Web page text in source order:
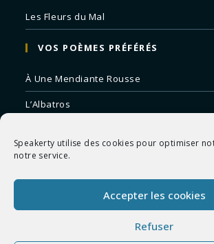
Speakerty utilise des cookies pour optimiser
notre service.
Accepter les cookies
Refuser
Les Fleurs du Mal
VOS POÈMES PRÉFÉRÉS
À Une Mendiante Rousse
L’Albatros
Remords Posthume
La Mort des Artistes